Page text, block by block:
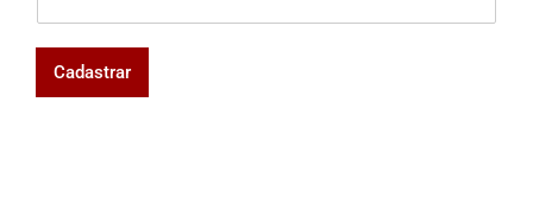
Cadastrar